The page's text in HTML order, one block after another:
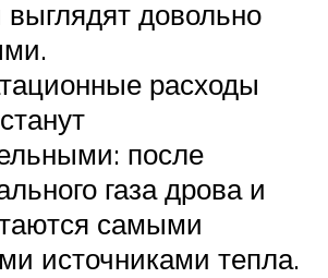
довольно
расходы
после
газа дрова и
самыми
источниками тепла.